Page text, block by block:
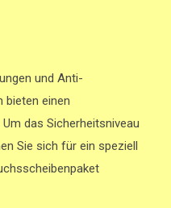
und Anti-
bieten einen
das Sicherheitsniveau
Sie sich für ein speziell